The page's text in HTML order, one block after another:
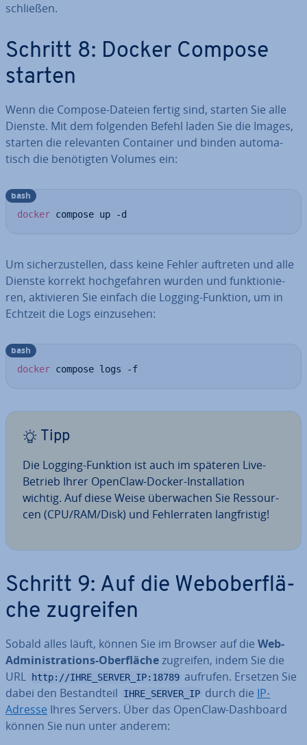
schlie­ßen.
Schritt 8: Docker Compose
starten
Wenn die Compose-Dateien fertig sind, starten Sie alle
Dienste. Mit dem folgenden Befehl laden Sie die Images,
starten die re­le­van­ten Container und binden au­to­ma­
tisch die be­nö­tig­ten Volumes ein:
docker compose up -d
bash
Um si­cher­zu­stel­len, dass keine Fehler auftreten und alle
Dienste korrekt hoch­ge­fah­ren wurden und funk­tio­nie­
ren, ak­ti­vie­ren Sie einfach die Logging-Funktion, um in
Echtzeit die Logs ein­zu­se­hen:
docker compose logs -f
bash
Tipp
Die Logging-Funktion ist auch im späteren Live-
Betrieb Ihrer OpenClaw-Docker-In­stal­la­ti­on
wichtig. Auf diese Weise über­wa­chen Sie Res­sour­
cen (CPU/RAM/Disk) und Feh­ler­ra­ten lang­fris­tig!
Schritt 9: Auf die Web­ober­flä­
che zugreifen
Sobald alles läuft, können Sie im Browser auf die Web-
Ad­mi­nis­tra­ti­ons-Ober­flä­chezugreifen, indem Sie die
URL
http://IHRE_SERVER_IP:18789 aufrufen. Ersetzen Sie
dabei den Be­stand­teil
IHRE_SERVER_IP durch die IP-
Adresse Ihres Servers. Über das OpenClaw-Dashboard
können Sie nun unter anderem: